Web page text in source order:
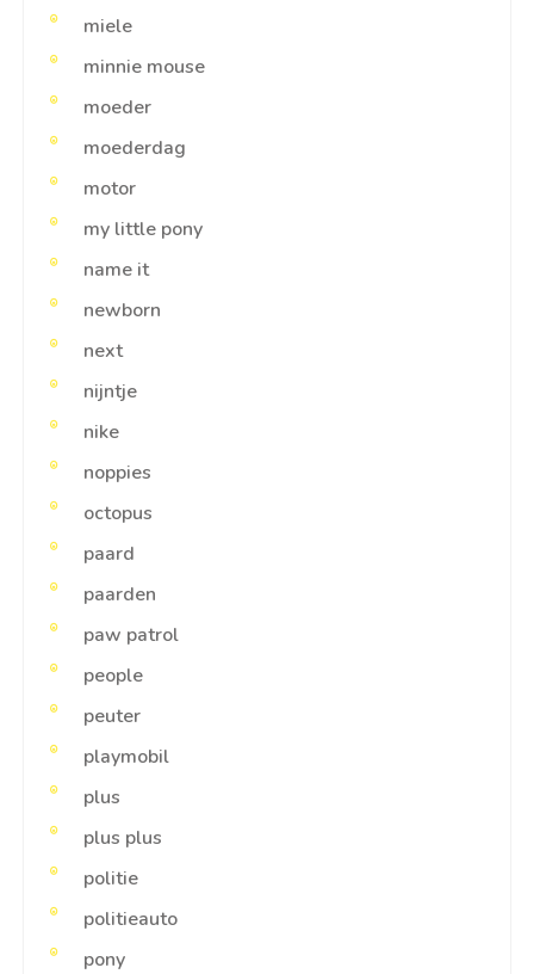
miele
minnie mouse
moeder
moederdag
motor
my little pony
name it
newborn
next
nijntje
nike
noppies
octopus
paard
paarden
paw patrol
people
peuter
playmobil
plus
plus plus
politie
politieauto
pony